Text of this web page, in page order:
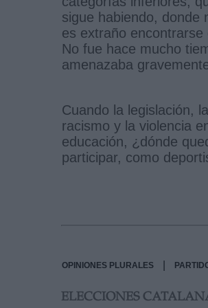
sigue habiendo, donde
es extraño
No fue hace mucho
amenazaba
Cuando la legislación,
racismo y la violencia
educación, ¿dónde
participar, como
OPINIONES PLURALES
ELECCIONES